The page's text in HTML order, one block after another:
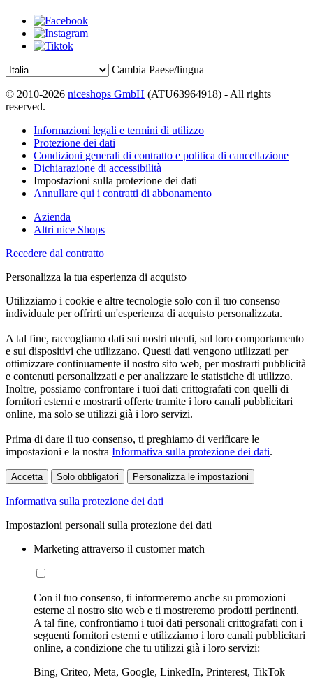
Cambia Paese/lingua
© 2010-2026 niceshops GmbH (ATU63964918) - All rights
reserved.
Informazioni legali e termini di utilizzo
Protezione dei dati
Condizioni generali di contratto e politica di cancellazione
Dichiarazione di accessibilità
Impostazioni sulla protezione dei dati
Annullare qui i contratti di abbonamento
Azienda
Altri nice Shops
Recedere dal contratto
Personalizza la tua esperienza di acquisto
Utilizziamo i cookie e altre tecnologie solo con il tuo consenso
individuale per offrirti un'esperienza di acquisto personalizzata.
A tal fine, raccogliamo dati sui nostri utenti, sul loro comportamento
e sui dispositivi che utilizzano. Questi dati vengono utilizzati per
ottimizzare continuamente il nostro sito web, per mostrarti pubblicità
e contenuti personalizzati e per analizzare le statistiche di utilizzo.
Inoltre, possiamo confrontare i tuoi dati crittografati con quelli di
fornitori esterni e mostrarti offerte tramite i loro canali pubblicitari
online, ma solo se utilizzi già i loro servizi.
Prima di dare il tuo consenso, ti preghiamo di verificare le
impostazioni e la nostra Informativa sulla protezione dei dati.
Accetta Solo obbligatori Personalizza le impostazioni
Informativa sulla protezione dei dati
Impostazioni personali sulla protezione dei dati
Marketing attraverso il customer match
Con il tuo consenso, ti informeremo anche su promozioni
esterne al nostro sito web e ti mostreremo prodotti pertinenti.
A tal fine, confrontiamo i tuoi dati personali crittografati con i
seguenti fornitori esterni e utilizziamo i loro canali pubblicitari
online, a condizione che tu utilizzi già i loro servizi:
Bing, Criteo, Meta, Google, LinkedIn, Printerest, TikTok